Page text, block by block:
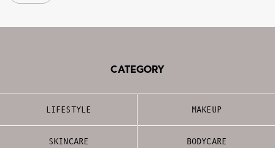
CATEGORY
LIFESTYLE MAKEUP
SKINCARE BODYCARE